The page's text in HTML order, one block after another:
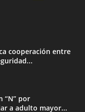
cooperación entre
“N” por
a adulto mayor...